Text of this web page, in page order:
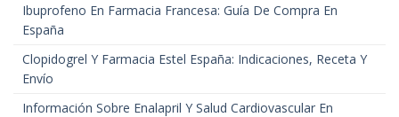
Ibuprofeno En Farmacia Francesa: Guía De Compra En
España
Clopidogrel Y Farmacia Estel España: Indicaciones, Receta Y
Envío
Información Sobre Enalapril Y Salud Cardiovascular En